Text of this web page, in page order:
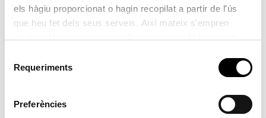
els hàgiu proporcionat o hagin recopilat a partir de l'ús
que heu fet dels seus serveis. Així mateix s'empren
acceptació.
Requeriments
Preferències
caràcter ambiental. Amb l’objectiu de fomentar l’ús
d’energies renovables, s’evitarà l’ús de generadors elèctrics
i compressors accionats per motors tèrmics. Així mateix,
gestionar-se a través d’un gestor autoritzat.